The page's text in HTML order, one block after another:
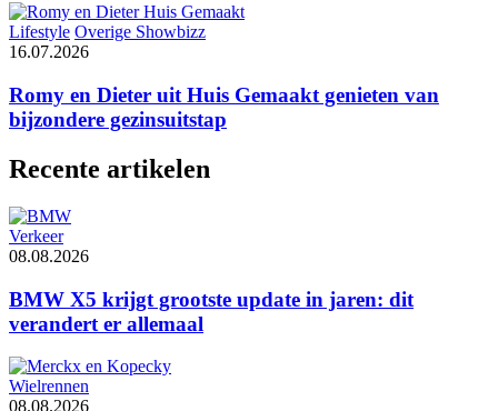
Lifestyle Overige Showbizz
16.07.2026
Romy en Dieter uit Huis Gemaakt genieten van
bijzondere gezinsuitstap
Recente artikelen
Verkeer
08.08.2026
BMW X5 krijgt grootste update in jaren: dit
verandert er allemaal
Wielrennen
08.08.2026